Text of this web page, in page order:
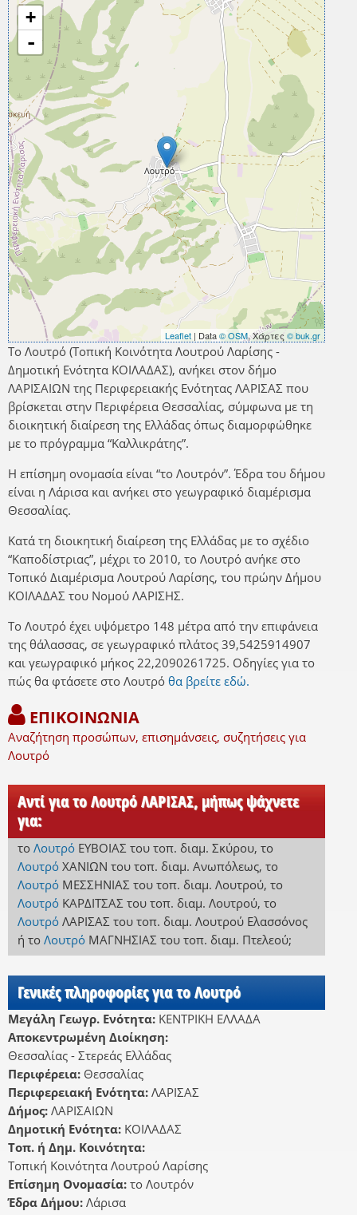
+
-
Leaflet | Data© OSM, Χάρτες © buk.gr
Το Λουτρό (Τοπική Κοινότητα Λουτρού Λαρίσης -
Δημοτική Ενότητα ΚΟΙΛΑΔΑΣ), ανήκει στον δήμο
ΛΑΡΙΣΑΙΩΝ της Περιφερειακής Ενότητας ΛΑΡΙΣΑΣ που
βρίσκεται στην Περιφέρεια Θεσσαλίας, σύμφωνα με τη
διοικητική διαίρεση της Ελλάδας όπως διαμορφώθηκε
με το πρόγραμμα “Καλλικράτης”.
Η επίσημη ονομασία είναι “το Λουτρόν”. Έδρα του δήμου
είναι η Λάρισα και ανήκει στο γεωγραφικό διαμέρισμα
Θεσσαλίας.
Κατά τη διοικητική διαίρεση της Ελλάδας με το σχέδιο
“Καποδίστριας”, μέχρι το 2010, το Λουτρό ανήκε στο
Τοπικό Διαμέρισμα Λουτρού Λαρίσης, του πρώην Δήμου
ΚΟΙΛΑΔΑΣ του Νομού ΛΑΡΙΣΗΣ.
Το Λουτρό έχει υψόμετρο 148 μέτρα από την επιφάνεια
της θάλασσας, σε γεωγραφικό πλάτος 39,5425914907
και γεωγραφικό μήκος 22,2090261725. Οδηγίες για το
πώς θα φτάσετε στο Λουτρό θα βρείτε εδώ.
ΕΠΙΚΟΙΝΩΝΙΑ
Αναζήτηση προσώπων, επισημάνσεις, συζητήσεις για
Λουτρό
Αντί για το Λουτρό ΛΑΡΙΣΑΣ, μήπως ψάχνετε
για:
το Λουτρό ΕΥΒΟΙΑΣ του τοπ. διαμ. Σκύρου, το
Λουτρό ΧΑΝΙΩΝ του τοπ. διαμ. Ανωπόλεως, το
Λουτρό ΜΕΣΣΗΝΙΑΣ του τοπ. διαμ. Λουτρού, το
Λουτρό ΚΑΡΔΙΤΣΑΣ του τοπ. διαμ. Λουτρού, το
Λουτρό ΛΑΡΙΣΑΣ του τοπ. διαμ. Λουτρού Ελασσόνος
ή το Λουτρό ΜΑΓΝΗΣΙΑΣ του τοπ. διαμ. Πτελεού;
Γενικές πληροφορίες για το Λουτρό
Μεγάλη Γεωγρ. Ενότητα: ΚΕΝΤΡΙΚΗ ΕΛΛΑΔΑ
Αποκεντρωμένη Διοίκηση:
Θεσσαλίας - Στερεάς Ελλάδας
Περιφέρεια: Θεσσαλίας
Περιφερειακή Ενότητα: ΛΑΡΙΣΑΣ
Δήμος: ΛΑΡΙΣΑΙΩΝ
Δημοτική Ενότητα: ΚΟΙΛΑΔΑΣ
Τοπ. ή Δημ. Κοινότητα:
Τοπική Κοινότητα Λουτρού Λαρίσης
Επίσημη Ονομασία: το Λουτρόν
Έδρα Δήμου: Λάρισα